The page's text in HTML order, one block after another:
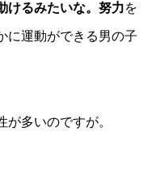
けるみたいな。努力を
に運動ができる男の子
多いのですが。